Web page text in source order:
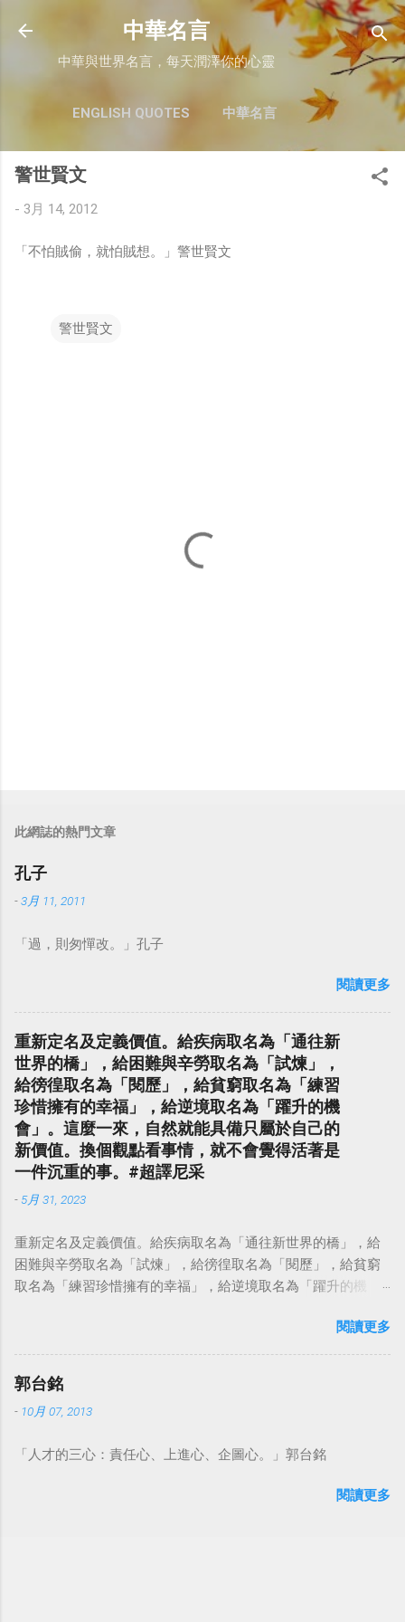
跳至主要內容
中華名言
中華與世界名言，每天潤澤你的心靈
ENGLISH QUOTES 中華名言
警世賢文
- 3月 14, 2012
「不怕賊偷，就怕賊想。」警世賢文
警世賢文
此網誌的熱門文章
孔子
-3月 11, 2011
「過，則匆憚改。」孔子
閱讀更多
重新定名及定義價值。給疾病取名為「通往新
世界的橋」，給困難與辛勞取名為「試煉」，
給徬徨取名為「閱歷」，給貧窮取名為「練習
珍惜擁有的幸福」，給逆境取名為「躍升的機
會」。這麼一來，自然就能具備只屬於自己的
新價值。換個觀點看事情，就不會覺得活著是
一件沉重的事。#超譯尼采
- 5月 31, 2023
重新定名及定義價值。給疾病取名為「通往新世界的橋」，給
困難與辛勞取名為「試煉」，給徬徨取名為「閱歷」，給貧窮
取名為「練習珍惜擁有的幸福」，給逆境取名為「躍升的機
點看事情，就不會覺得活著是一件沉重的事。#超譯尼采 — 中
華名言 - Chinese Quotes (@chinese_quotes) May 23, 2023
閱讀更多
郭台銘
- 10月 07, 2013
「人才的三心：責任心、上進心、企圖心。」郭台銘
閱讀更多